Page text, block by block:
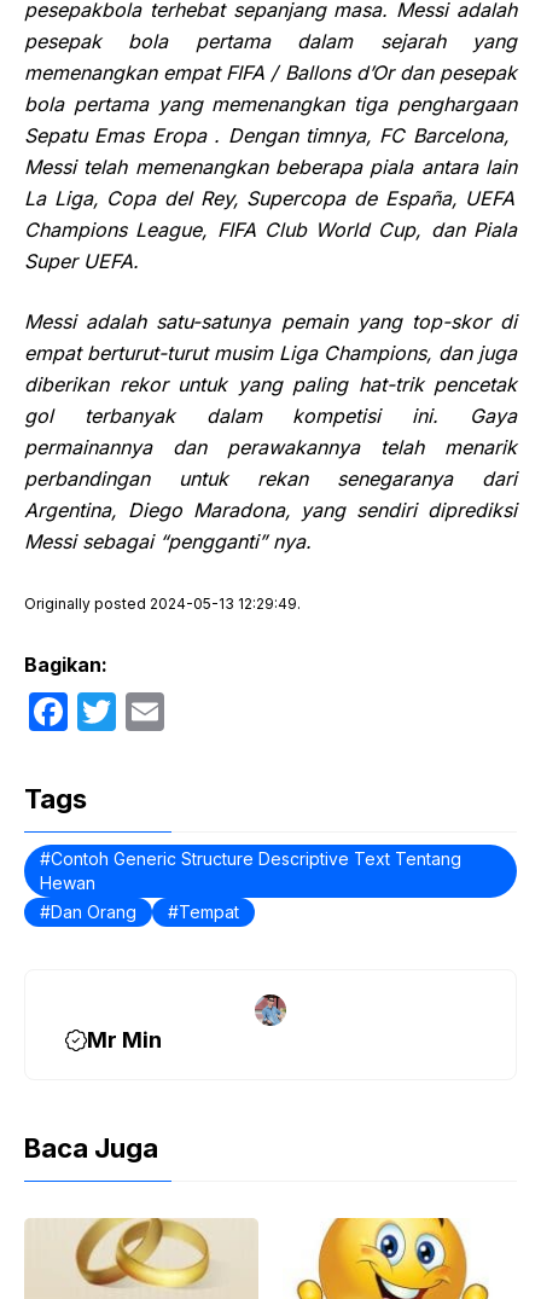
pesepakbola terhebatsepanjang masa. Messi adalah
pesepak bola pertama dalam sejarah yang
memenangkan empat FIFA / Ballons d’Or dan pesepak
bola pertama yang memenangkan tiga penghargaan
Sepatu Emas Eropa . Dengan timnya, FC Barcelona, ​​
Messi telah memenangkan beberapa piala antara lain
La Liga, Copa del Rey, Supercopa de España, UEFA
Champions League, FIFA Club World Cup, dan Piala
Super UEFA.
Messi adalah satu-satunya pemain yang top-skor di
empat berturut-turut musim Liga Champions, dan juga
diberikan rekor untuk yang paling hat-trik pencetak
gol terbanyak dalam kompetisi ini. Gaya
permainannya dan perawakannya telah menarik
perbandingan untuk rekan senegaranya dari
Argentina, Diego Maradona, yang sendiri diprediksi
Messi sebagai “pengganti” nya.
Originally posted 2024-05-13 12:29:49.
Bagikan:
F
c
e
b
o
o
T
er
Tags
Contoh Generic Structure Descriptive Text Tentang
Hewan
Dan Orang
Tempat
Mr Min
Baca Juga